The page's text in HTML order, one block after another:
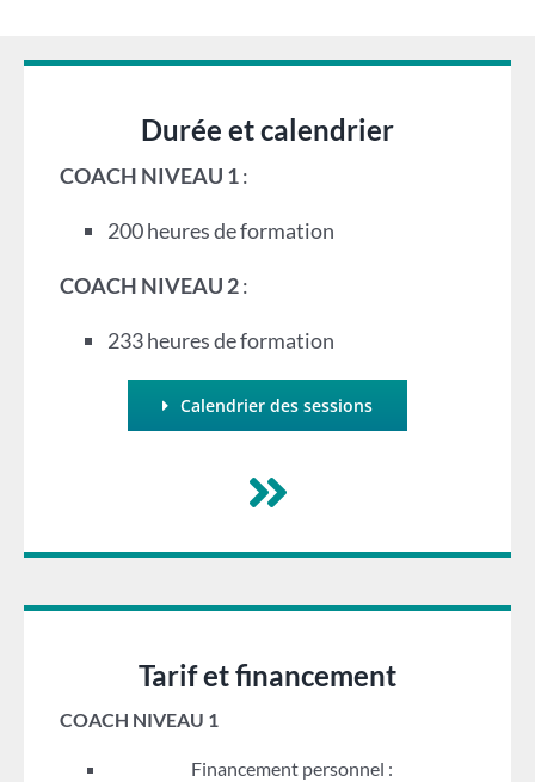
Durée et calendrier
COACH NIVEAU 1:
200 heures de formation
COACH NIVEAU 2:
233 heures de formation
Calendrier des sessions
Tarif et financement
COACH NIVEAU 1
Financement personnel :